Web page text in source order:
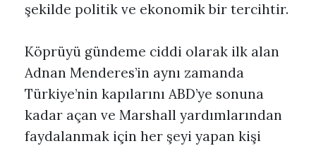
şekilde politik ve ekonomik bir tercihtir.
Köprüyü gündeme ciddi olarak ilk alan
Adnan Menderes’in aynı zamanda
Türkiye’nin kapılarını ABD’ye sonuna
kadar açan ve Marshall yardımlarından
faydalanmak için her şeyi yapan kişi